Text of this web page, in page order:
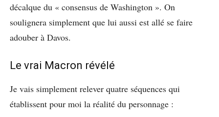
décalque du « consensus de Washington ». On
soulignera simplement que lui aussi est allé se faire
adouber à Davos.
Le vrai Macron révélé
Je vais simplement relever quatre séquences qui
établissent pour moi la réalité du personnage :